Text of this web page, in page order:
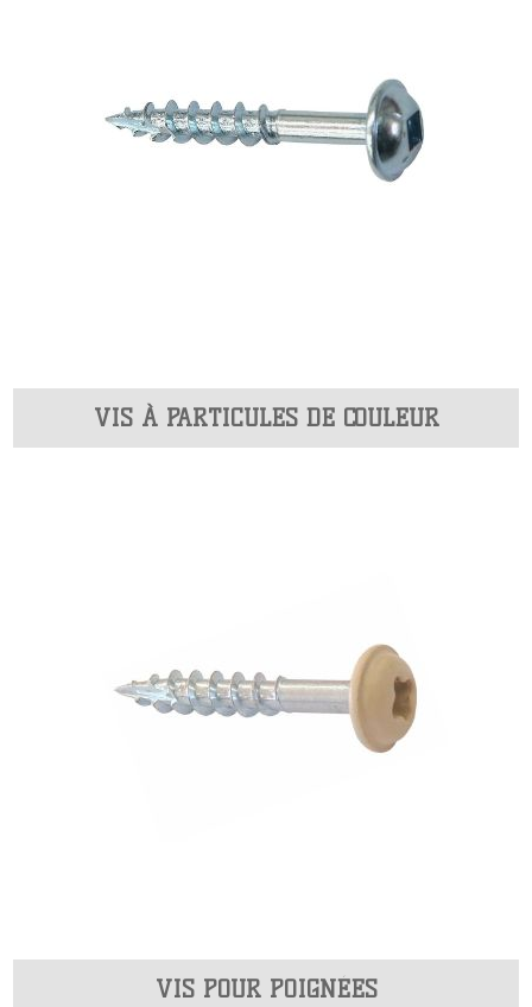
VIS À PARTICULES DE COULEUR
VIS POUR POIGNÉES